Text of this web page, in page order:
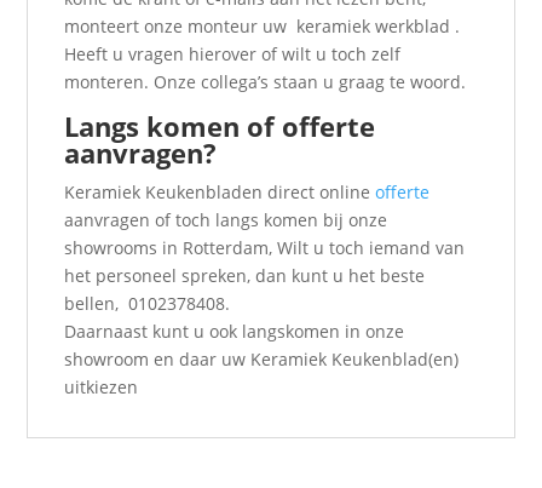
monteert onze monteur uw keramiek werkblad .
Heeft u vragen hierover of wilt u toch zelf
monteren. Onze collega’s staan u graag te woord.
Langs komen of offerte
aanvragen?
Keramiek Keukenbladen direct onlineofferte
aanvragen of toch langs komen bij onze
showrooms in Rotterdam, Wilt u toch iemand van
het personeel spreken, dan kunt u het beste
bellen, 0102378408.
Daarnaast kunt u ook langskomen in onze
showroom en daar uw Keramiek Keukenblad(en)
uitkiezen